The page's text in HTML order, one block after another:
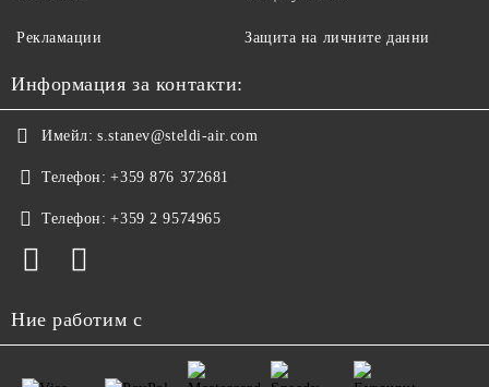
Рекламации Защита на личните данни
Информация за контакти:
Имейл: s.stanev@steldi-air.com
Телефон: +359 876 372681
Телефон: +359 2 9574965
Ние работим с